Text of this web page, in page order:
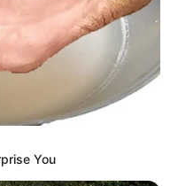
ideia super
você também vai
seus convidados
com um
kitde
Com certeza não
You